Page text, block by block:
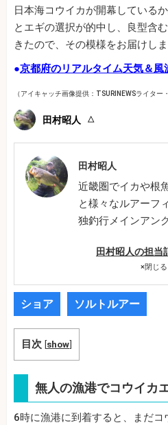
日本海コウイカが開幕している
とエギの選択が的中し、良型含
きたので、その模様をお届けしま
●京都府のリアルタイム天気＆風
（アイキャッチ画像提供：TSURINEWSライター
田村昭人
田村昭人
近畿圏でイカや根
と様々なルアーフ
独釣行メインアン
田村昭人の担当
×閉じる
ショア ソルトルアー
目次 [show]
無人の漁港でコウイカ
6時に漁港に到着すると、まだ